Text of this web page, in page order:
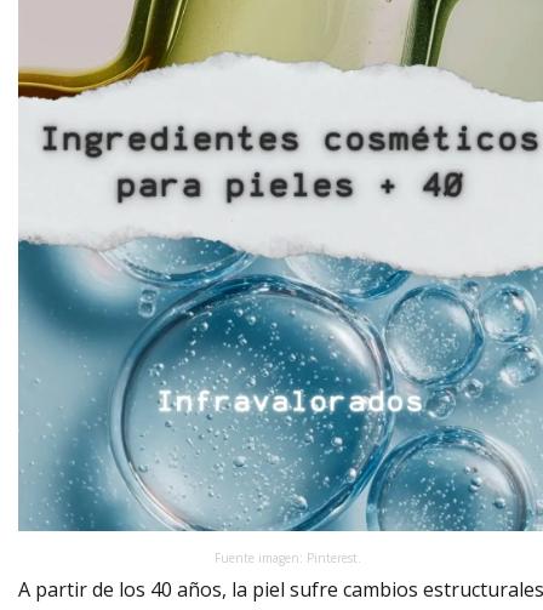
Fuente imagen: Pinterest.
A partir de los 40 años, la piel sufre cambios estructurales